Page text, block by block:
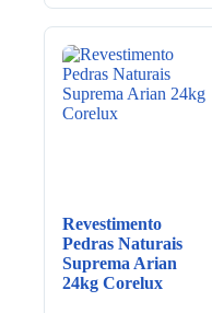
Revestimento
Pedras Naturais
Suprema Arian
24kg Corelux